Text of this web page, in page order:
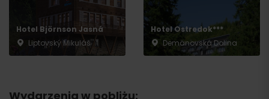
Hotel Björnson Jasná
Liptovský Mikuláš
Hotel Ostredok***
Demänovská Dolina
Wydarzenia w pobliżu: